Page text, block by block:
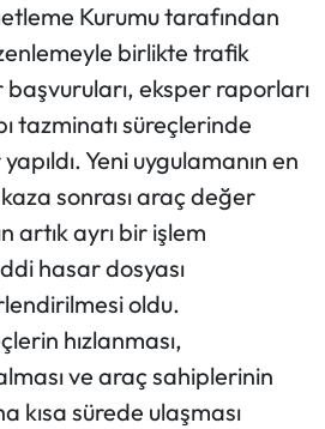
Kurumu tarafından
birlikte trafik
eksper raporları
tazminatı süreçlerinde
Yeni uygulamanın en
sonrası araç değer
artık ayrı bir işlem
hasar dosyası
oldu.
hızlanması,
ve araç sahiplerinin
kısa sürede ulaşması